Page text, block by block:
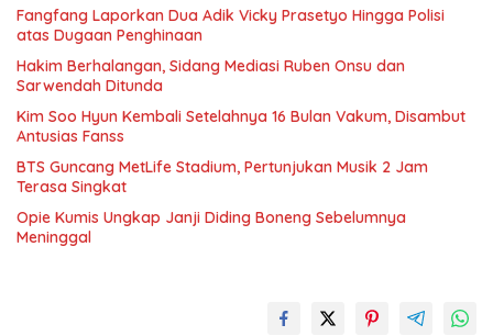
Fangfang Laporkan Dua Adik Vicky Prasetyo Hingga Polisi
atas Dugaan Penghinaan
Hakim Berhalangan, Sidang Mediasi Ruben Onsu dan
Sarwendah Ditunda
Kim Soo Hyun Kembali Setelahnya 16 Bulan Vakum, Disambut
Antusias Fanss
BTS Guncang MetLife Stadium, Pertunjukan Musik 2 Jam
Terasa Singkat
Opie Kumis Ungkap Janji Diding Boneng Sebelumnya
Meninggal